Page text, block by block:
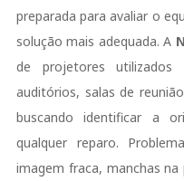
preparada para avaliar o
solução mais adequada. A
de projetores utilizados
auditórios, salas de
buscando identificar a
qualquer reparo.
imagem fraca, manchas